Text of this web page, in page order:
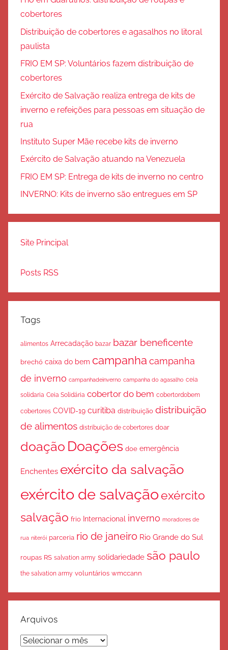
cobertores
Distribuição de cobertores e agasalhos no litoral
paulista
FRIO EM SP: Voluntários fazem distribuição de
cobertores
Exército de Salvação realiza entrega de kits de
inverno e refeições para pessoas em situação de
rua
Instituto Super Mãe recebe kits de inverno
Exército de Salvação atuando na Venezuela
FRIO EM SP: Entrega de kits de inverno no centro
INVERNO: Kits de inverno são entregues em SP
Site Principal
Posts RSS
Tags
alimentos Arrecadação bazar bazar beneficente
brechó caixa do bem campanha campanha
de inverno campanhadeinverno campanha do agasalho ceia
solidaria Ceia Solidária cobertor do bem cobertordobem
cobertores COVID-19 curitiba distribuição distribuição
de alimentos distribuição de cobertores doar
doação Doações doe emergência
Enchentes exército da salvação
exército de salvaçãoexército
salvação frio Internacional inverno moradores de
rua niterói parceria rio de janeiro Rio Grande do Sul
roupas RS salvation army solidariedade são paulo
the salvation army voluntários wmccann
Arquivos
Arquivos